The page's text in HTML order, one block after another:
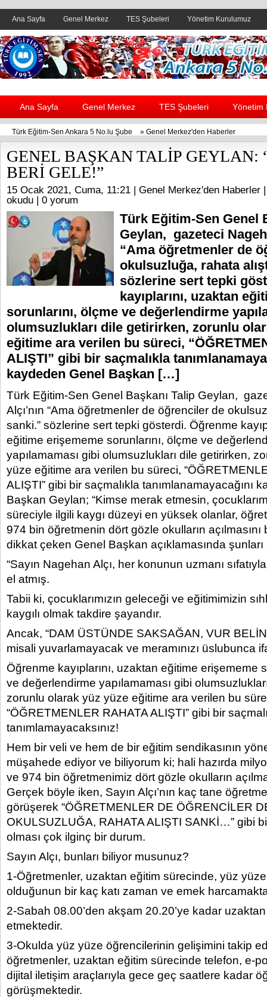
Ana Sayfa Genel Merkez TES Şubeleri Yönetim Kurulumuz
Header yanı reklam alanı
Ana Sayfa Genel Merkez TES Şubeleri Yönetim
Türk Eğitim-Sen Ankara 5 No.lu Şube » Genel Merkez'den Haberler
GENEL BAŞKAN TALİP GEYLAN:
BERİ GELE!”
15 Ocak 2021, Cuma, 11:21 | Genel Merkez'den Haberler
okudu | 0 yorum
Türk Eğitim-Sen Genel
Geylan, gazeteci
“Ama öğretmenler de
okulsuzluğa, rahata
sözlerine sert tepki
kayıplarını, uzaktan
sorunlarını, ölçme ve değerlendirme
olumsuzlukları dile getirirken, zorunlu
eğitime ara verilen bu süreci,
ALIŞTI” gibi bir saçmalıkla
kaydeden Genel Başkan […]
Türk Eğitim-Sen Genel Başkanı Talip Geylan,
Alçı’nın “Ama öğretmenler de öğrenciler de
sanki.” sözlerine sert tepki gösterdi. Öğrenme
eğitime erişememe sorunlarını, ölçme ve
yapılamaması gibi olumsuzlukları dile getirirken,
yüze eğitime ara verilen bu süreci,
ALIŞTI” gibi bir saçmalıkla tanımlanamayacağını
Başkan Geylan; “Kimse merak etmesin,
süreciyle ilgili kaygı düzeyi en yüksek olanlar,
974 bin öğretmenin dört gözle okulların
dikkat çeken Genel Başkan açıklamasında
“Sayın Nagehan Alçı, her konunun uzmanı
el atmış.
Tabii ki, çocuklarımızın geleceği ve eğitimimizin
kaygılı olmak takdire şayandır.
Ancak, “DAM ÜSTÜNDE SAKSAĞAN, VUR
misali yuvarlamayacak ve meramınızı üslubunca
Öğrenme kayıplarını, uzaktan eğitime erişememe
ve değerlendirme yapılamaması gibi
zorunlu olarak yüz yüze eğitime ara verilen bu
“ÖĞRETMENLER RAHATA ALIŞTI” gibi bir
tanımlamayacaksınız!
Hem bir veli ve hem de bir eğitim sendikasının
müşahede ediyor ve biliyorum ki; hali hazırda
ve 974 bin öğretmenimiz dört gözle okulların
Gerçek böyle iken, Sayın Alçı’nın kaç tane
görüşerek “ÖĞRETMENLER DE ÖĞRENCİLER
OKULSUZLUĞA, RAHATA ALIŞTI SANKİ…” gibi
olması çok ilginç bir durum.
Sayın Alçı, bunları biliyor musunuz?
1-Öğretmenler, uzaktan eğitim sürecinde, yüz
olduğunun bir kaç katı zaman ve emek
2-Sabah 08.00’den akşam 20.20’ye kadar
etmektedir.
3-Okulda yüz yüze öğrencilerinin gelişimini takip
öğretmenler, uzaktan eğitim sürecinde telefon, e-
dijital iletişim araçlarıyla gece geç saatlere kadar
görüşmektedir.